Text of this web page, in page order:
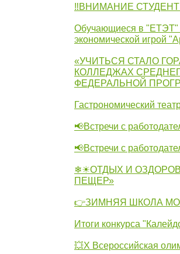
‼ВНИМАНИЕ
Обучающиеся в "ЕТЭТ"
экономической игрой
«УЧИТЬСЯ СТАЛО
КОЛЛЕДЖАХ
ФЕДЕРАЛЬНОЙ
Гастрономический
📢Встречи с
📢Встречи с
❄☀ОТДЫХ И
ПЕЩЕР»
👉ЗИМНЯЯ ШКОЛА
Итоги конкурса
💥Х Всероссийская